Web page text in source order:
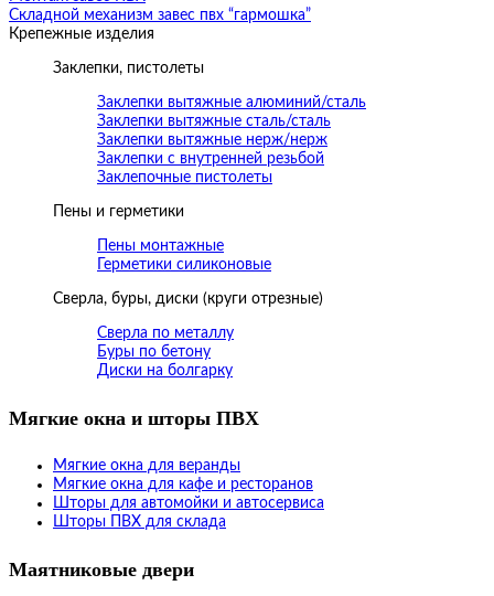
Складной механизм завес пвх “гармошка”
Крепежные изделия
Заклепки, пистолеты
Заклепки вытяжные алюминий/сталь
Заклепки вытяжные сталь/сталь
Заклепки вытяжные нерж/нерж
Заклепки с внутренней резьбой
Заклепочные пистолеты
Пены и герметики
Пены монтажные
Герметики силиконовые
Сверла, буры, диски (круги отрезные)
Сверла по металлу
Буры по бетону
Диски на болгарку
Мягкие окна и шторы ПВХ
Мягкие окна для веранды
Мягкие окна для кафе и ресторанов
Шторы для автомойки и автосервиса
Шторы ПВХ для склада
Маятниковые двери